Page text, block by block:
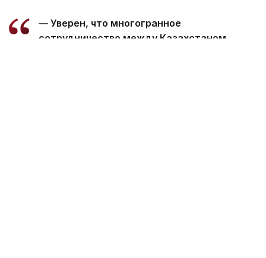
— Уверен, что многогранное
сотрудничество между Казахстаном